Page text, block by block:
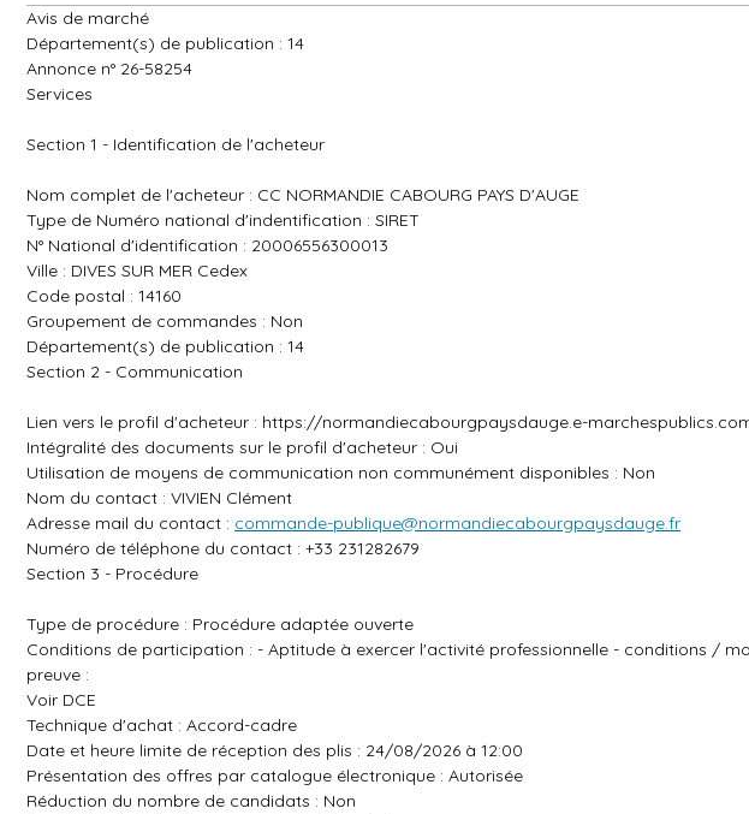
Avis de marché
Département(s) de publication : 14
Annonce n° 26-58254
Services
Section 1 - Identification de l'acheteur
Nom complet de l'acheteur : CC NORMANDIE CABOURG PAYS D'AUGE
Type de Numéro national d'indentification : SIRET
N° National d'identification : 20006556300013
Ville : DIVES SUR MER Cedex
Code postal : 14160
Groupement de commandes : Non
Département(s) de publication : 14
Section 2 - Communication
Lien vers le profil d'acheteur : https://normandiecabourgpaysdauge.e-
Intégralité des documents sur le profil d'acheteur : Oui
Utilisation de moyens de communication non communément disponibles : Non
Nom du contact : VIVIEN Clément
Adresse mail du contact : commande-publique@normandiecabourgpaysdauge.fr
Numéro de téléphone du contact : +33 231282679
Section 3 - Procédure
Type de procédure : Procédure adaptée ouverte
Conditions de participation : - Aptitude à exercer l'activité professionnelle - conditions /
preuve :
Voir DCE
Technique d'achat : Accord-cadre
Date et heure limite de réception des plis : 24/08/2026 à 12:00
Présentation des offres par catalogue électronique : Autorisée
Réduction du nombre de candidats : Non